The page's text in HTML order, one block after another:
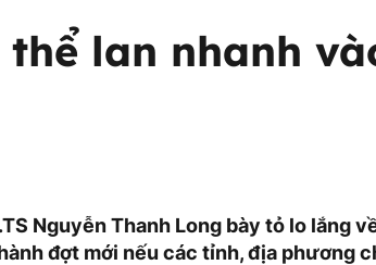
thể lan nhanh
Nguyễn Thanh Long bày tỏ lo lắng
đợt mới nếu các tỉnh, địa phương